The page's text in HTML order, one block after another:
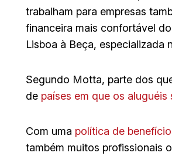
trabalham para empresas
financeira mais confortável
Lisboa à Beça, especializada
Segundo Motta, parte dos
de países em que os aluguéis
Com uma política de
também muitos profissionais